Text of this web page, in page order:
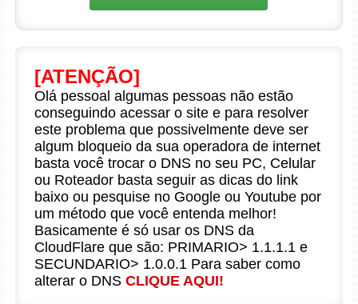
[ATENÇÃO]
Olá pessoal algumas pessoas não estão
conseguindo acessar o site e para resolver
este problema que possivelmente deve ser
algum bloqueio da sua operadora de internet
basta você trocar o DNS no seu PC, Celular
ou Roteador basta seguir as dicas do link
baixo ou pesquise no Google ou Youtube por
um método que você entenda melhor!
Basicamente é só usar os DNS da
CloudFlare que são: PRIMARIO> 1.1.1.1 e
SECUNDARIO> 1.0.0.1 Para saber como
alterar o DNS CLIQUE AQUI!